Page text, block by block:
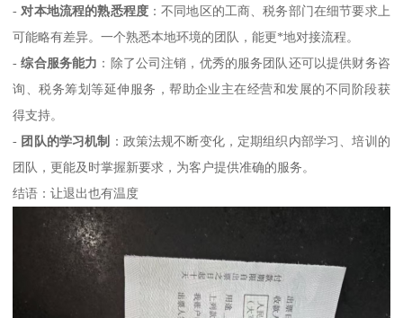
- 对本地流程的熟悉程度：不同地区的工商、税务部门在细节要求上
可能略有差异。一个熟悉本地环境的团队，能更*地对接流程。
-综合服务能力 ：除了公司注销，优秀的服务团队还可以提供财务咨
询、税务筹划等延伸服务，帮助企业主在经营和发展的不同阶段获
得支持。
- 团队的学习机制
：政策法规不断变化，定期组织内部学习、培训的
团队，更能及时掌握新要求，为客户提供准确的服务。
结语：让退出也有温度